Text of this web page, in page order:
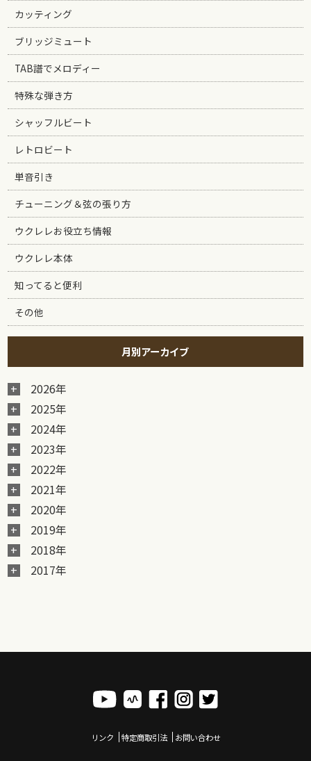
カッティング
ブリッジミュート
TAB譜でメロディー
特殊な弾き方
シャッフルビート
レトロビート
単音引き
チューニング＆弦の張り方
ウクレレお役立ち情報
ウクレレ本体
知ってると便利
その他
月別アーカイブ
2026年
2025年
2024年
2023年
2022年
2021年
2020年
2019年
2018年
2017年
リンク 特定商取引法 お問い合わせ